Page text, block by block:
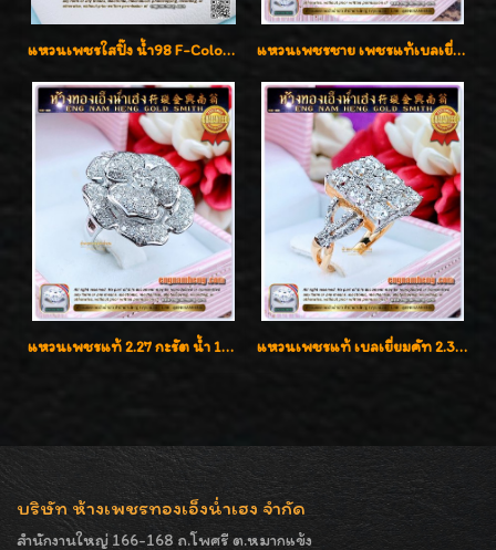
แหวนเพชรใสปิ๊ง น้ำ98 F-Color/VVS1 น้ำหนักเพชรรวม 2.56 กะรัต ใส่เต็มนิ้วเพชรเป็นน้ำเป็นเนื้อสวยมากๆค่ะ แหวนเพชรชาย เพชรแท้เบลเยี่ยมคัท น้ำ100% D-Color/VVS 2.46 กะรัต
แหวนเพชรแท้ 2.27 กะรัต น้ำ 100% เบลเยี่ยมคัท ลวดลายดอกกุหลาบหรู แหวนเพชรแท้ เบลเยี่ยมคัท 2.39 กะรัต น้ำ 98 F-Color/VVS ดีไซน์หน้ากว้างหรูเต็มนิ้ว
บริษัท ห้างเพชรทองเอ็งน่ำเฮง จำกัด
สำนักงานใหญ่ 166-168 ถ.โพศรี ต.หมากแข้ง